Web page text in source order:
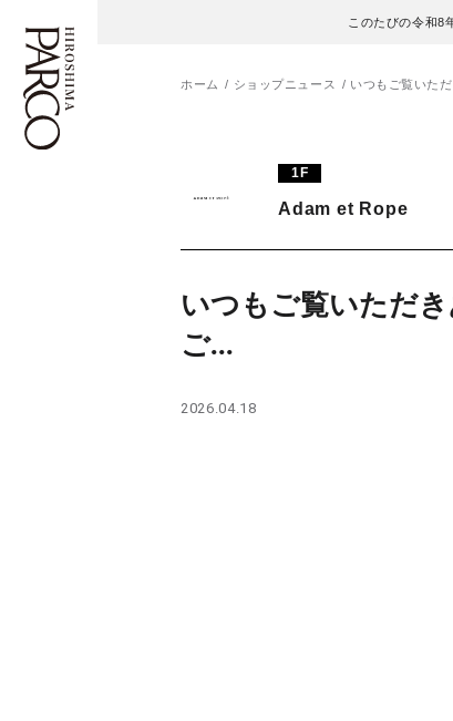
このたびの令和8
施設案内・アクセス
ホーム ショップニュース いつもご覧いた
1F
Adam et Rope
いつもご覧いただ
ご...
2026.04.18